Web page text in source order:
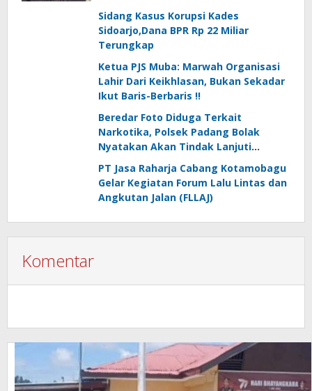
Sidang Kasus Korupsi Kades
Sidoarjo,Dana BPR Rp 22 Miliar
Terungkap
Ketua PJS Muba: Marwah Organisasi
Lahir Dari Keikhlasan, Bukan Sekadar
Ikut Baris-Berbaris !!
Beredar Foto Diduga Terkait
Narkotika, Polsek Padang Bolak
Nyatakan Akan Tindak Lanjuti
Informasi Masyarakat
PT Jasa Raharja Cabang Kotamobagu
Gelar Kegiatan Forum Lalu Lintas dan
Angkutan Jalan (FLLAJ)
Komentar